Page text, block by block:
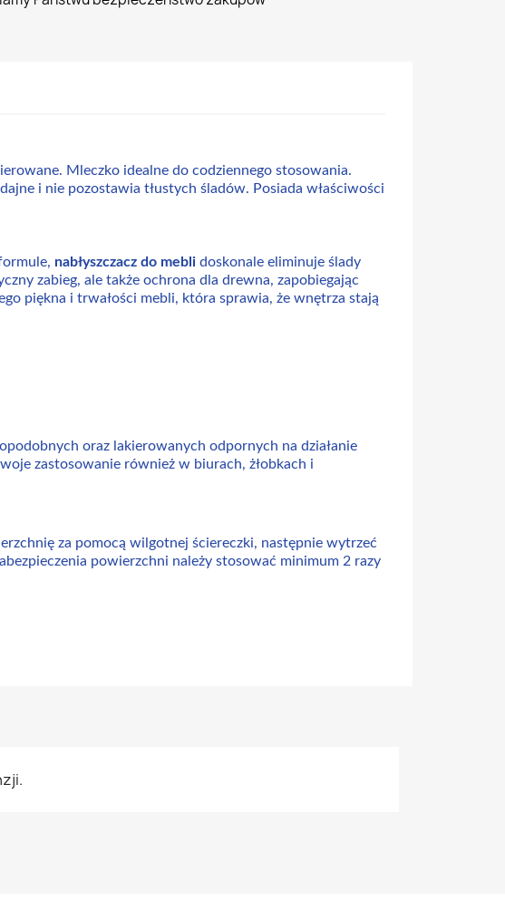
Mleczko idealne do codziennego stosowania.
i nie pozostawia tłustych śladów. Posiada właściwości
nabłyszczacz do mebli doskonale eliminuje ślady
zabieg, ale także ochrona dla drewna, zapobiegając
piękna i trwałości mebli, która sprawia, że wnętrza stają
oraz lakierowanych odpornych na działanie
zastosowanie również w biurach, żłobkach i
za pomocą wilgotnej ściereczki, następnie wytrzeć
powierzchni należy stosować minimum 2 razy